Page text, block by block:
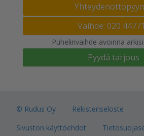
Vaihde: 020
Puhelinvaihde avoinna
Pyydä tarjous
© Rudus Oy
Rekisteriseloste
Sivuston käyttöehdot